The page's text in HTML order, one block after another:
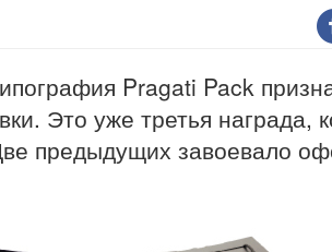
Pragati Pack
Это уже третья награда,
предыдущих завоевало